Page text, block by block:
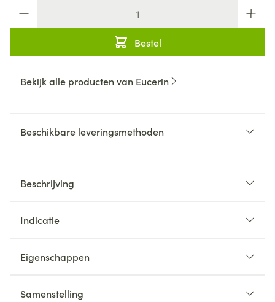
Bestel
Bekijk alle producten van Eucerin
Beschikbare leveringsmethoden
Beschrijving
Indicatie
Eigenschappen
Samenstelling